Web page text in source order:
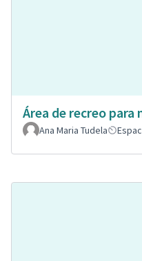
Área de recreo para
Ana Maria Tudela